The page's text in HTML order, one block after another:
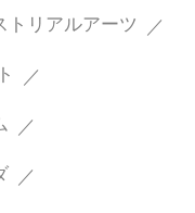
トリアルアーツ